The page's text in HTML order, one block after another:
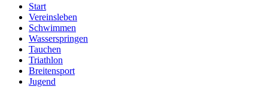
Start
Vereinsleben
Schwimmen
Wasserspringen
Tauchen
Triathlon
Breitensport
Jugend